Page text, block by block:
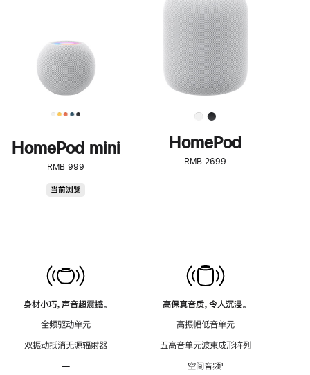
HomePod mini
RMB 999
当前浏览
身材小巧，声音超震撼。
全频驱动单元
双振动抵消无源辐射器
—
了
解
HomePod<
HomePod
RMB 2699
高保真音质，令人沉浸。
高振幅低音单元
五高音单元波束成形阵列
空间音频脚
¹